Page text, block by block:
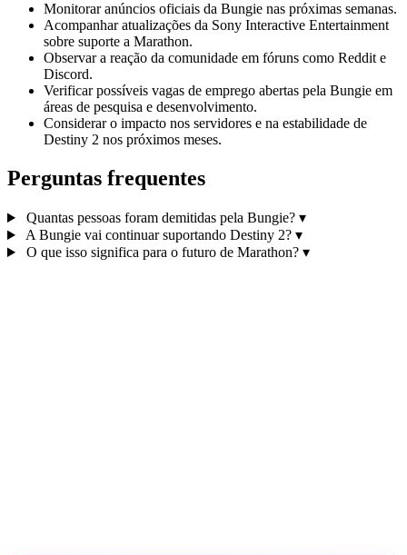
Monitorar anúncios oficiais da Bungie nas próximas semanas.
Acompanhar atualizações da Sony Interactive Entertainment
sobre suporte a Marathon.
Observar a reação da comunidade em fóruns como Reddit e
Discord.
Verificar possíveis vagas de emprego abertas pela Bungie em
áreas de pesquisa e desenvolvimento.
Considerar o impacto nos servidores e na estabilidade de
Destiny 2 nos próximos meses.
Perguntas frequentes
Quantas pessoas foram demitidas pela Bungie? ▾
A Bungie vai continuar suportando Destiny 2? ▾
O que isso significa para o futuro de Marathon? ▾